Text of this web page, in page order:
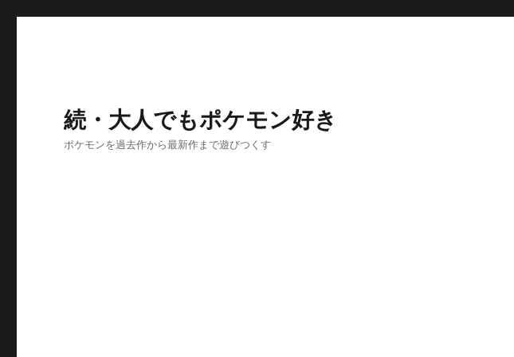
続・大人でもポケモン好き
ポケモンを過去作から最新作まで遊びつくす